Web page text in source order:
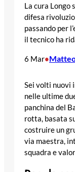
La cura Longo
difesa
passando per
il tecnico ha
6 Mar•
Sei volti nuovi
nelle ultime
panchina del
rotta, basata
costruire un
via maestra,
squadra e